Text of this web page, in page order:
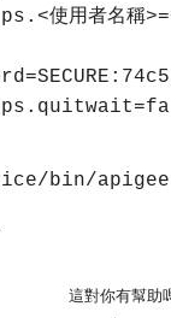
用者名稱>=<
bin/
這對你有幫助